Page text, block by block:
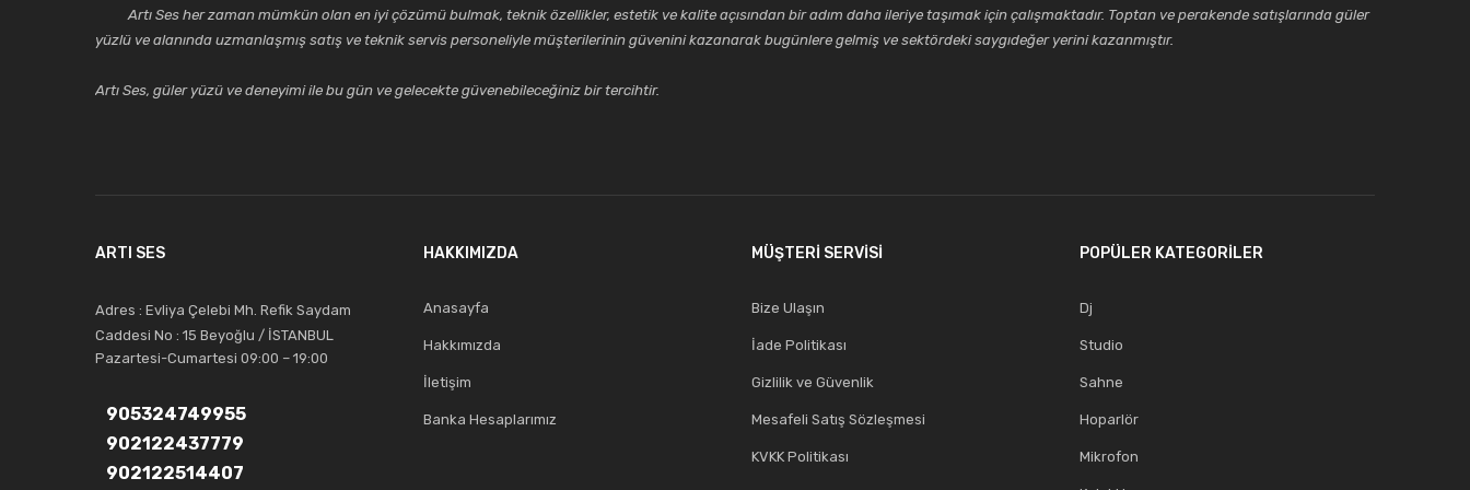
Artı Ses her zaman mümkün olan en iyi çözümü bulmak, teknik özellikler, estetik ve kalite açısından bir adım daha ileriye taşımak için çalışmaktadır. Toptan ve perakende satışlarında güler
yüzlü ve alanında uzmanlaşmış satış ve teknik servis personeliyle müşterilerinin güvenini kazanarak bugünlere gelmiş ve sektördeki saygıdeğer yerini kazanmıştır.
Artı Ses, güler yüzü ve deneyimi ile bu gün ve gelecekte güvenebileceğiniz bir tercihtir.
ARTI SES
Adres : Evliya Çelebi Mh. Refik Saydam
Caddesi No : 15 Beyoğlu / İSTANBUL
Pazartesi-Cumartesi 09:00 – 19:00
905324749955
902122437779
902122514407
HAKKIMIZDA
Anasayfa
Hakkımızda
İletişim
Banka Hesaplarımız
MÜŞTERİ SERVİSİ
Bize Ulaşın
İade Politikası
Gizlilik ve Güvenlik
Mesafeli Satış Sözleşmesi
KVKK Politikası
POPÜLER KATEGORİLER
Dj
Studio
Sahne
Hoparlör
Mikrofon